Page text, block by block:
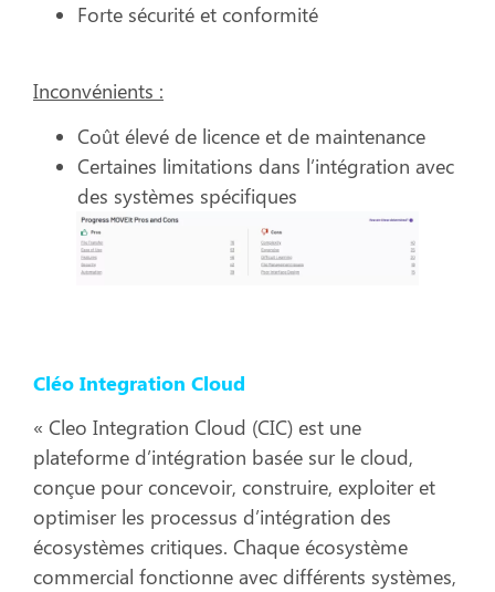
Forte sécurité et conformité
Inconvénients :
Coût élevé de licence et de maintenance
Certaines limitations dans l’intégration avec
des systèmes spécifiques
Cléo Integration Cloud
« Cleo Integration Cloud (CIC) est une
plateforme d’intégration basée sur le cloud,
conçue pour concevoir, construire, exploiter et
optimiser les processus d’intégration des
écosystèmes critiques. Chaque écosystème
commercial fonctionne avec différents systèmes,